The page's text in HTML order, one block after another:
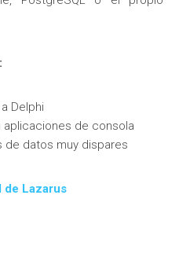
Delphi
de consola
de datos muy dispares
de Lazarus